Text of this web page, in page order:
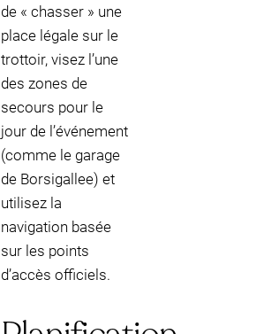
de « chasser » une
place légale sur le
trottoir, visez l’une
des zones de
secours pour le
jour de l’événement
(comme le garage
de Borsigallee) et
utilisez la
navigation basée
sur les points
d’accès officiels.